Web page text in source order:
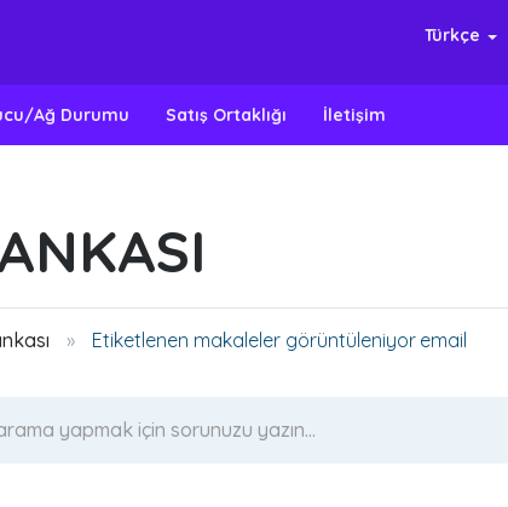
Türkçe
Ağ Durumu Satış Ortaklığı İletişim
Etiketlenen makaleler görüntüleniyor email